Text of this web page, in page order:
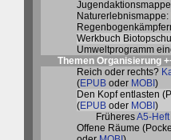
Naturerlebnismappe:
Werkbuch
Umweltprogramm
Themen Organisierung
Reich oder rechts?
(EPUB oder MOBI )
Den Kopf entlasten
(EPUB oder MOBI )
FrüheresA5-
Offene Räume